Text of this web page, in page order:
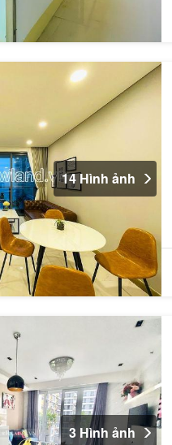
14 Hình ảnh
3 Hình ảnh